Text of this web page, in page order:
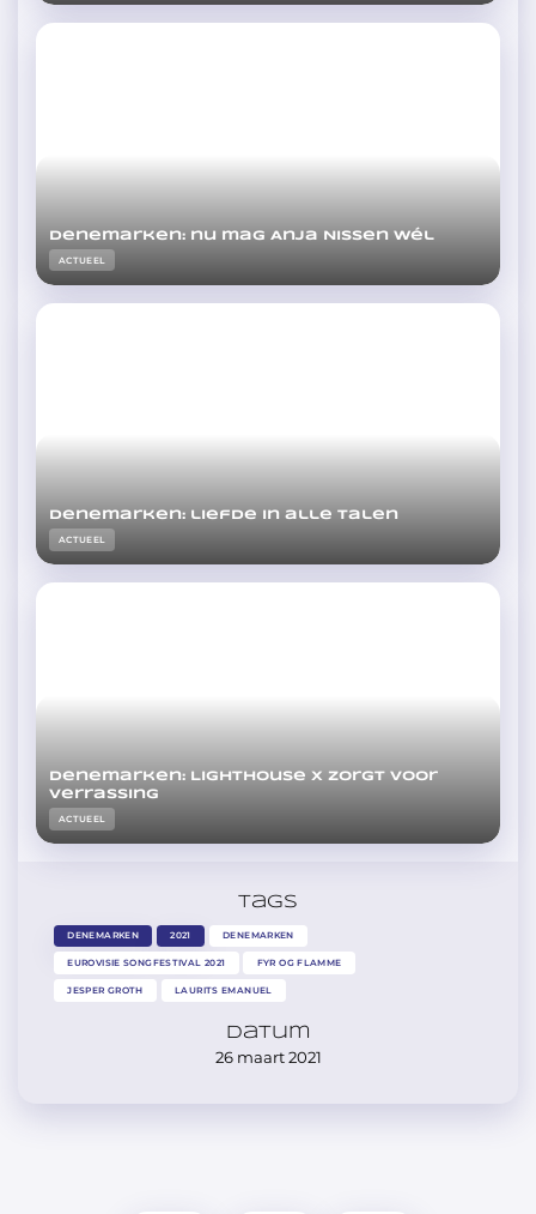
Denemarken: nu mag Anja Nissen wél
ACTUEEL
Denemarken: liefde in alle talen
ACTUEEL
Denemarken: Lighthouse X zorgt voor
verrassing
ACTUEEL
Tags
DENEMARKEN 2021 DENEMARKEN
EUROVISIE SONGFESTIVAL 2021 FYR OG FLAMME
JESPER GROTH LAURITS EMANUEL
Datum
26 maart 2021